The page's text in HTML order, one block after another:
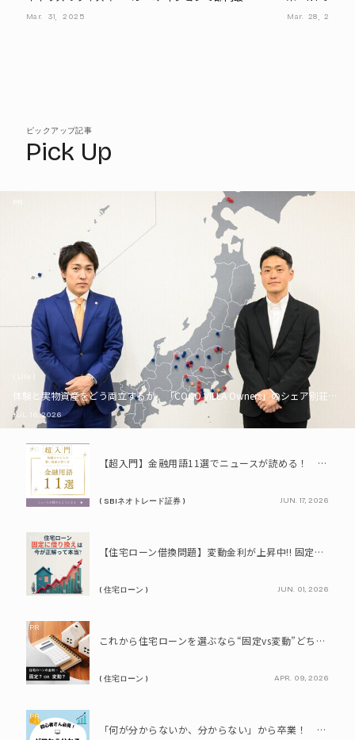
賞を受賞した、2種類の日の丸ウイスキー・カスク
Mar. 31, 2025
SAKEを日本
Mar. 28, 2025
ピックアップ記事
Pick Up
PR
体験と実物資産をどう両立するか。「COCO VILLA Owners」のシェア別荘とい
JUL. 16, 2026
PR
【超入門】金融用語11選でニュースが読める！ 知識ゼロからの賢い資産の育て方
( SBIネオトレード証券 ) JUN. 17, 2026
【住宅ローン借換問題】変動金利が上昇中!! 固定に借り換えるなら今が正解って本当? シミュレーションで比較してみよう
( 住宅ローン ) JUN. 01, 2026
PR
これから住宅ローンを選ぶなら“固定vs変動”どちらが正解? 9割が利用したいと答えた「いま決めなくてもいい」ローンとは!?
( 住宅ローン ) APR. 09, 2026
PR
「何が分からないか、分からない」から卒業！ SBIネオトレード証券で学ぶ、はじめての資産形成